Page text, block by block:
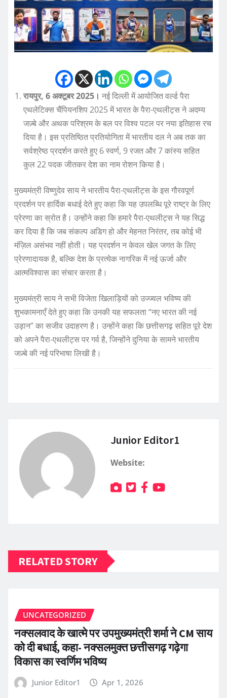
रायपुर, 6 अक्टूबर 2025। नई दिल्ली में आयोजित वर्ल्ड पैरा
एथलेटिक्स चैंपियनशिप 2025 में भारत के पैरा-एथलीट्स ने अदम्य
जज़्बे और अथक परिश्रम के बल पर विश्व पटल पर नया इतिहास रच
दिया है। इस प्रतिष्ठित प्रतियोगिता में भारतीय दल ने अब तक का
सर्वश्रेष्ठ प्रदर्शन करते हुए 6 स्वर्ण, 9 रजत और 7 कांस्य सहित
कुल 22 पदक जीतकर देश का नाम रोशन किया है।
मुख्यमंत्री विष्णुदेव साय ने भारतीय पैरा-एथलीट्स के इस गौरवपूर्ण
प्रदर्शन पर हार्दिक बधाई देते हुए कहा कि यह उपलब्धि पूरे राष्ट्र के लिए
प्रेरणा का स्रोत है। उन्होंने कहा कि हमारे पैरा-एथलीट्स ने यह सिद्ध
कर दिया है कि जब संकल्प अडिग हो और मेहनत निरंतर, तब कोई भी
मंज़िल असंभव नहीं होती। यह प्रदर्शन न केवल खेल जगत के लिए
प्रेरणादायक है, बल्कि देश के प्रत्येक नागरिक में नई ऊर्जा और
आत्मविश्वास का संचार करता है।
मुख्यमंत्री साय ने सभी विजेता खिलाड़ियों को उज्ज्वल भविष्य की
शुभकामनाएँ देते हुए कहा कि उनकी यह सफलता “नए भारत की नई
उड़ान” का सजीव उदाहरण है। उन्होंने कहा कि छत्तीसगढ़ सहित पूरे देश
को अपने पैरा-एथलीट्स पर गर्व है, जिन्होंने दुनिया के सामने भारतीय
जज़्बे की नई परिभाषा लिखी है।
Junior Editor1
Website:
RELATED STORY
UNCATEGORIZED
नक्सलवाद के खात्मे पर उपमुख्यमंत्री शर्मा ने CM साय
को दी बधाई, कहा- नक्सलमुक्त छत्तीसगढ़ गढ़ेगा
विकास का स्वर्णिम भविष्य
Junior Editor1 Apr 1, 2026